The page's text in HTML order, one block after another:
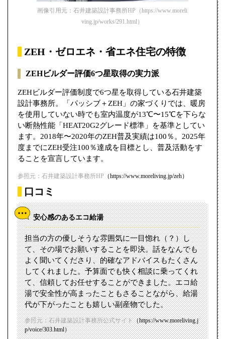
画像引用元：石井建築設計事務所HP（https://www.moreli
ving.jp/works/291.html）
ZEH・ゼロエネ・省エネ住宅の特徴
ZEHビルダー評価6つ星取得の実力派
ZEHビルダー評価制度で6つ星を取得している石井建築
設計事務所。「パッシブ＋ZEH」の家づくりでは、暖房
を使用していない時でも室内温度が13℃〜15℃を下らな
い断熱性能「HEAT20G2グレード標準」を基準としてい
ます。2018年〜2020年のZEH普及実績は100％。2025年
度までにZEH受注100％達成を目標とし、普及活動をす
ることを宣言しています。
参照元：石井建築設計事務所HP （https://www.moreliving.jp/zeh）
口コミ
安心感のあるエコ給湯
担当の方の優しそうな雰囲気に一目惚れ（？）し
て、その場でお願いすることを即決。話をなんでも
よく聞いてくださり、的確なアドバイスもたくさん
してくれました。予算面でも快く相談に乗ってくれ
て、信頼してお任せすることができました。エコ給
湯で安全性が高まったこともさることながら、給湯
代が下がったことも嬉しい副産物でした。
参照元：石井建築設計事務所公式サイト（https://www.moreliving.j
p/voice/303.html）